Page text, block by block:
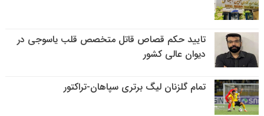
تایید حکم قصاص قاتل متخصص قلب یاسوجی در
دیوان عالی کشور
تمام گلزنان لیگ‌ برتری سپاهان-تراکتور